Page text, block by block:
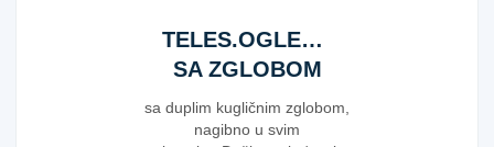
TELES.OGLEDALO
SA ZGLOBOM
40MM
sa duplim kugličnim zglobom,
nagibno u svim